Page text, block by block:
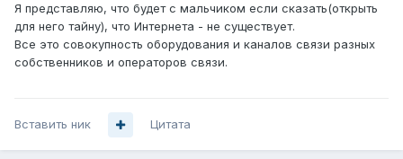
Я представляю, что будет с мальчиком если сказать(открыть
для него тайну), что Интернета - не существует.
Все это совокупность оборудования и каналов связи разных
собственников и операторов связи.
Вставить ник Цитата